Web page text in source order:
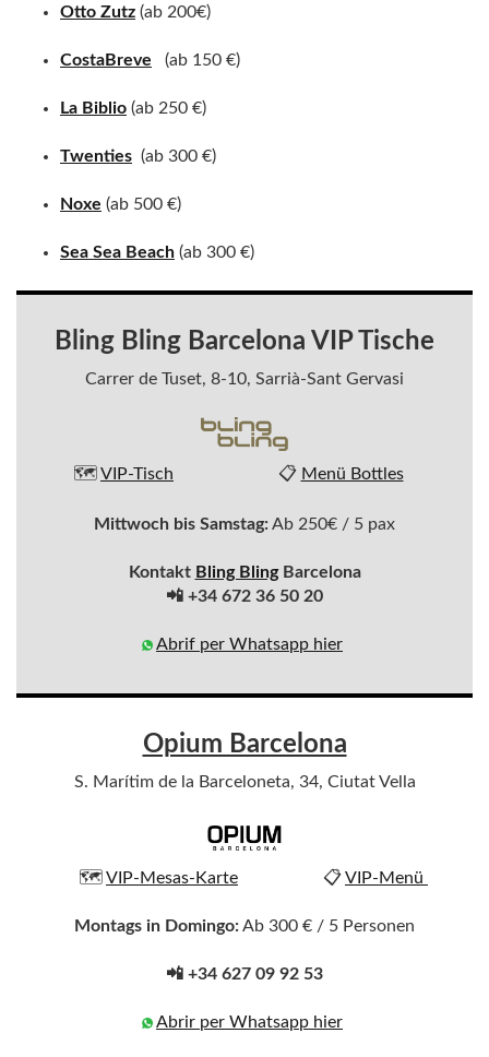
Otto Zutz (ab 200€)
CostaBreve (ab 150 €)
La Biblio (ab 250 €)
Twenties (ab 300 €)
Noxe (ab 500 €)
Sea Sea Beach (ab 300 €)
Bling Bling Barcelona VIP Tische
Carrer de Tuset, 8-10, Sarrià-Sant Gervasi
🗺️ VIP-Tisch 📋 Menü Bottles
Mittwoch bis Samstag:Ab 250€ / 5 pax
Kontakt Bling BlingBarcelona
📲 +34 672 36 50 20
Abrif per Whatsapp hier
Opium Barcelona
S. Marítim de la Barceloneta, 34, Ciutat Vella
🗺️ VIP-Mesas-Karte 📋VIP-Menü
Montags in Domingo:Ab 300 € / 5 Personen
📲 +34 627 09 92 53
Abrir per Whatsapp hier